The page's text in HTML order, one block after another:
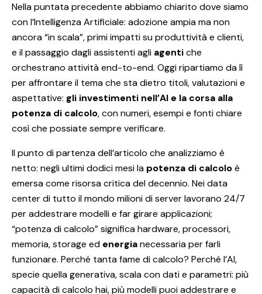
Nella puntata precedente abbiamo chiarito dove siamo
con l’Intelligenza Artificiale: adozione ampia ma non
ancora “in scala”, primi impatti su produttività e clienti,
e il passaggio dagli assistenti agli agentiche
orchestrano attività end-to-end. Oggi ripartiamo da lì
per affrontare il tema che sta dietro titoli, valutazioni e
aspettative: gli investimenti nell’AI e la corsa alla
potenza di calcolo, con numeri, esempi e fonti chiare
così che possiate sempre verificare.
Il punto di partenza dell’articolo che analizziamo è
netto: negli ultimi dodici mesi la potenza di calcoloè
emersa come risorsa critica del decennio. Nei data
center di tutto il mondo milioni di server lavorano 24/7
per addestrare modelli e far girare applicazioni;
“potenza di calcolo” significa hardware, processori,
memoria, storage ed energianecessaria per farli
funzionare. Perché tanta fame di calcolo? Perché l’AI,
specie quella generativa, scala con dati e parametri: più
capacità di calcolo hai, più modelli puoi addestrare e